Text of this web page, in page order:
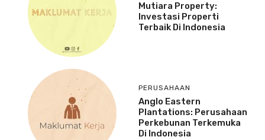
Mutiara Property:
Investasi Properti
Terbaik Di Indonesia
PERUSAHAAN
Anglo Eastern
Plantations: Perusahaan
Perkebunan Terkemuka
Di Indonesia